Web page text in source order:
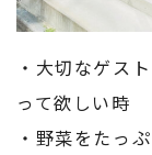
・大切なゲス
って欲しい時
・野菜をたっ